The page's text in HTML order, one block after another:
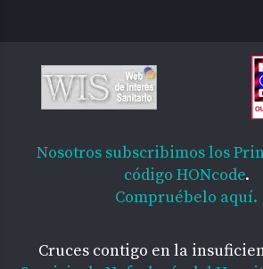
Nosotros subscribimos los
código HONcode.
Compruébelo aquí.
Cruces contigo en la